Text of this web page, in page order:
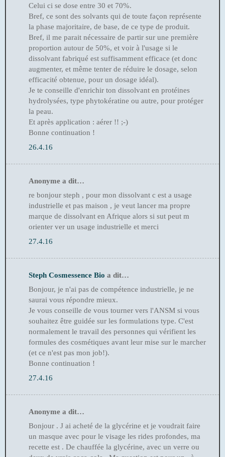
Celui ci se dose entre 30 et 70%.
Bref, ce sont des solvants qui de toute façon représente
la phase majoritaire, de base, de ce type de produit.
Bref, il me parait nécessaire de partir sur une première
proportion autour de 50%, et voir à l'usage si le
dissolvant fabriqué est suffisamment efficace (et donc
augmenter, et même tenter de réduire le dosage, selon
efficacité obtenue, pour un dosage idéal).
Je te conseille d'enrichir ton dissolvant en protéines
hydrolysées, type phytokératine ou autre, pour protéger
la peau.
Et après application : aérer !! ;-)
Bonne continuation !
26.4.16
Anonyme a dit…
re bonjour steph , pour mon dissolvant c est a usage
industrielle et pas maison , je veut lancer ma propre
marque de dissolvant en Afrique alors si sut peut m
orienter ver un usage industrielle et merci
27.4.16
Steph Cosmessence Bio a dit…
Bonjour, je n'ai pas de compétence industrielle, je ne
saurai vous répondre mieux.
Je vous conseille de vous tourner vers l'ANSM si vous
souhaitez être guidée sur les formulations type. C'est
normalement le travail des personnes qui vérifient les
formules des cosmétiques avant leur mise sur le marcher
(et ce n'est pas mon job!).
Bonne continuation !
27.4.16
Anonyme a dit…
Bonjour . J ai acheté de la glycérine et je voudrait faire
un masque avec pour le visage les rides profondes, ma
recette est . De chauffée la glycérine, avec un verre ou